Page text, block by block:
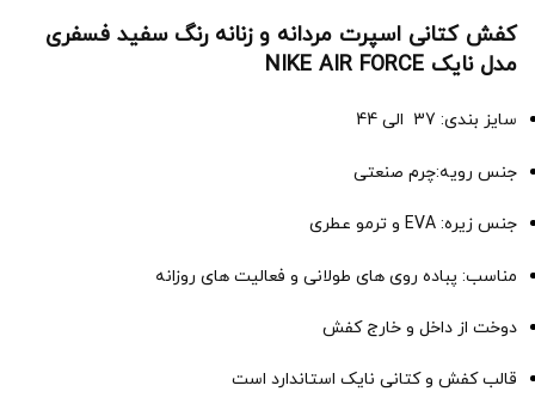
کفش کتانی اسپرت مردانه و زنانه رنگ سفید فسفری
مدل نایک NIKE AIR FORCE
سایز بندی: 37 الی 44
جنس رویه:چرم صنعتی
جنس زیره: EVA و ترمو عطری
مناسب: پباده روی های طولانی و فعالیت های روزانه
دوخت از داخل و خارج کفش
قالب کفش و کتانی نایک استاندارد است